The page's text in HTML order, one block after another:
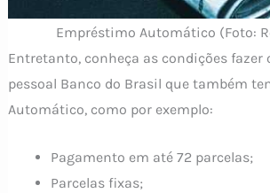
Empréstimo Automático (Foto:
Entretanto, conheça as condições fazer
pessoal Banco do Brasil que também
Automático, como por exemplo:
Pagamento em até 72 parcelas;
Parcelas fixas;